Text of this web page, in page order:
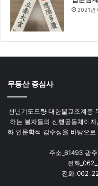
2021년
무등산 증심사
천년기도도량 대한불교조계종
하는 불자들의 신행공동체이
화 인문학적 감수성을 바탕으
주소_61493 광
전화
전화